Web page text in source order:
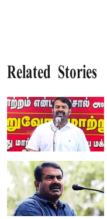
Related Stories